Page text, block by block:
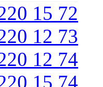
15 72
12 73
12 74
15 74